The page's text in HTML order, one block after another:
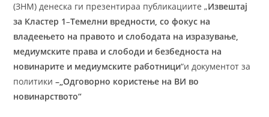
(ЗНМ) денеска ги презентираа публикациите „Извештај
за Кластер 1–Темелни вредности, со фокус на
владеењето на правото и слободата на изразување,
медиумските права и слободи и безбедноста на
новинарите и медиумските работници“и документот за
политики–„Одговорно користење на ВИ во
новинарството“